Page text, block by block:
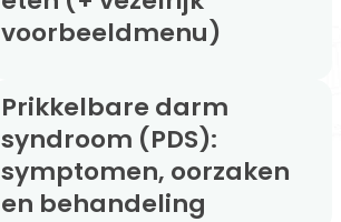
voorbeeldmenu)
Prikkelbare darm
syndroom (PDS):
symptomen, oorzaken
en behandeling